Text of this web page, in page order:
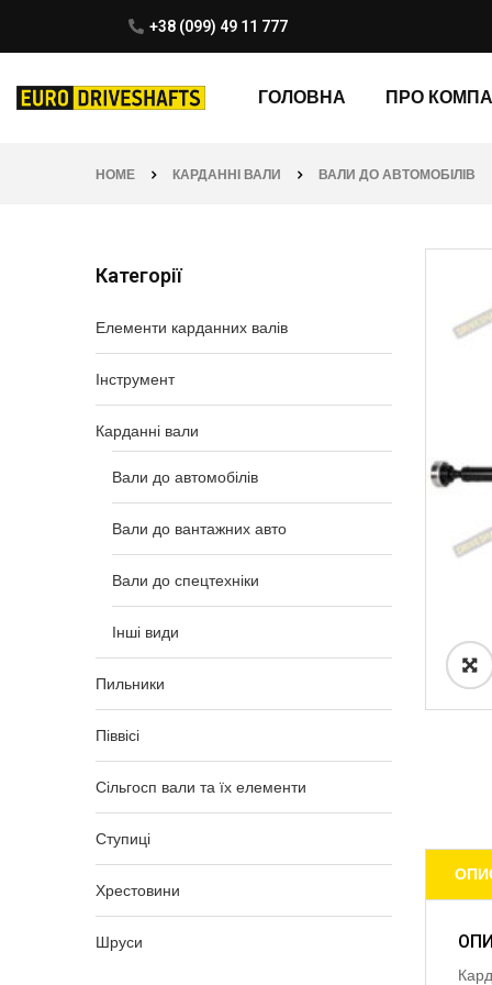
+38 (099) 49 11 777
ГОЛОВНА ПРО
HOME КАРДАННІ ВАЛИ ВАЛИ ДО АВТОМОБІЛІВ
Категорії
Елементи карданних валів
Інструмент
Карданні вали
Вали до автомобілів
Вали до вантажних авто
Вали до спецтехніки
Інші види
Пильники
Піввісі
Сільгосп вали та їх елементи
Ступиці
Хрестовини
Шруси